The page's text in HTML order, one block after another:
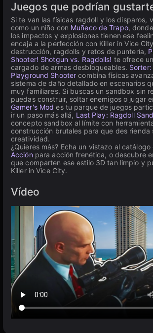
Juegos que podrían
Si te van las físicas ragdoll y los disparos,
como un niño con Muñeco de Trapo,
los impactos y explosiones tienen ese
encaja a la perfección con Killer in Vice
destrucción, ragdolls y retos de puntería,
Shooter! Shotgun vs. Ragdolls! te ofrece
cargado de armas desbloqueables.
Playground Shooter combina físicas
sistema de daño detallado en escenarios
muy familiares. Si buscas un sandbox sin
puedas construir, soltar enemigos o jugar
Gamer's Mod es tu parque de juegos
ir un paso más allá, Last Play: Ragdoll
concepto sandbox al límite con
construcción brutales para que des rienda
creatividad.
¿Quieres más? Echa un vistazo al
Acción para acción frenética, o descubre
que comparten ese estilo 3D tan limpio y
Killer in Vice City.
Vídeo